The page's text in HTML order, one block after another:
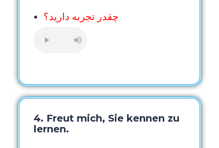
چقدر تجربه دارید؟
4. Freut mich, Sie kennen zu
lernen.